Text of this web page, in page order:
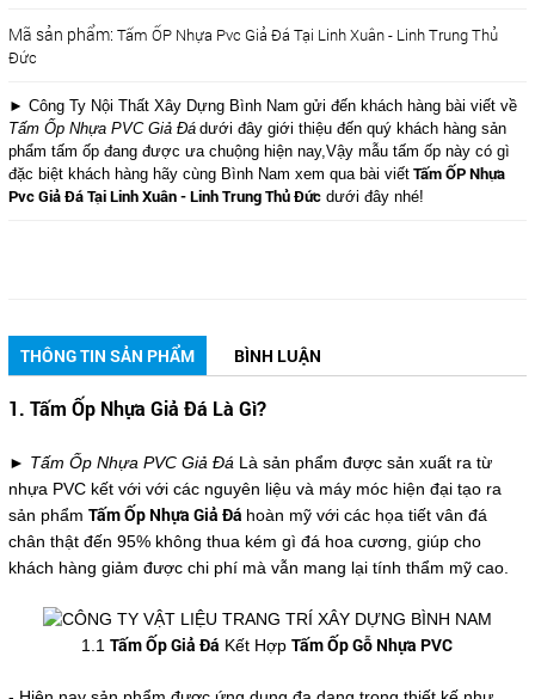
Mã sản phẩm: Tấm ỐP Nhựa Pvc Giả Đá Tại Linh Xuân - Linh Trung Thủ
Đức
► Công Ty Nội Thất Xây Dựng Bình Nam gửi đến khách hàng bài viết về
Tấm Ốp Nhựa PVC Giả Đá dưới đây giới thiệu đến quý khách hàng sản
phẩm tấm ốp đang được ưa chuộng hiện nay,Vậy mẫu tấm ốp này có gì
đặc biệt khách hàng hãy cùng Bình Nam xem qua bài viếtTấm ỐP Nhựa
Pvc Giả Đá Tại Linh Xuân - Linh Trung Thủ Đứcdưới đây nhé!
THÔNG TIN SẢN PHẨM BÌNH LUẬN
1. Tấm Ốp Nhựa Giả Đá Là Gì?
► Tấm Ốp Nhựa PVC Giả Đá Là sản phẩm được sản xuất ra từ
nhựa PVC kết với với các nguyên liệu và máy móc hiện đại tạo ra
sản phẩm Tấm Ốp Nhựa Giả Đá hoàn mỹ với các họa tiết vân đá
chân thật đến 95% không thua kém gì đá hoa cương, giúp cho
khách hàng giảm được chi phí mà vẫn mang lại tính thẩm mỹ cao.
1.1Tấm Ốp Giả Đá Kết HợpTấm Ốp Gỗ Nhựa PVC